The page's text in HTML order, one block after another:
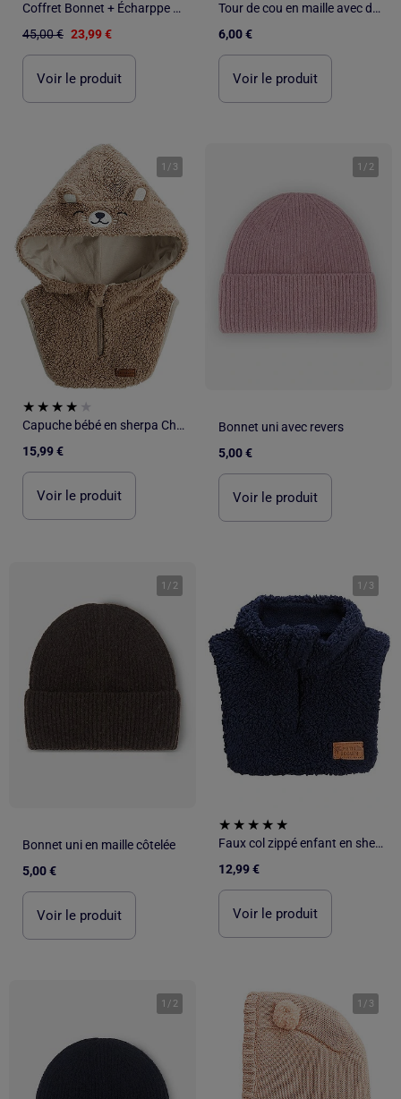
Coffret Bonnet + Écharppe Homme Kaporal
45,00 € 23,99 €
Voir le produit
Tour de cou en maille avec doublure polaire
6,00 €
Voir le produit
1 / 3
Capuche bébé en sherpa Charly
15,99 €
Voir le produit
1 / 2
Bonnet uni avec revers
5,00 €
Voir le produit
1 / 2
Bonnet uni en maille côtelée
5,00 €
Voir le produit
1 / 3
Faux col zippé enfant en sherpa Anouk
12,99 €
Voir le produit
1 / 2 1 / 3